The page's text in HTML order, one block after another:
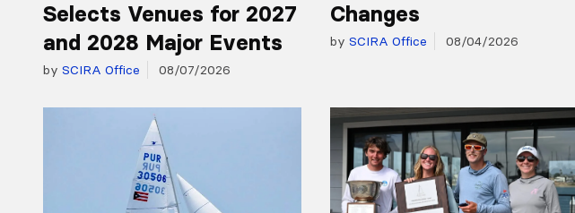
Selects Venues for 2027
and 2028 Major Events
by SCIRA Office 08/07/2026
Changes
by SCIRA Office 08/04/2026